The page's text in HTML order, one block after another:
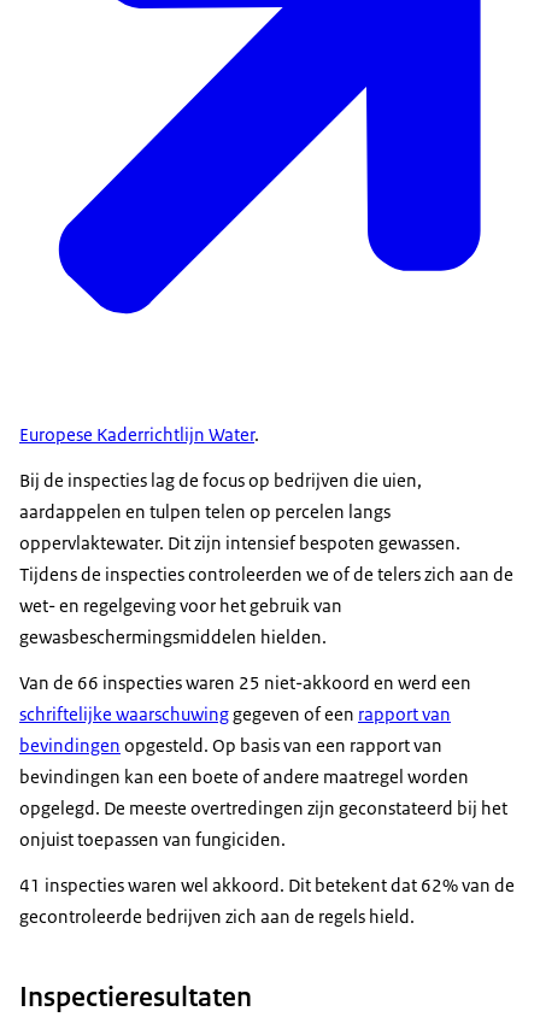
Europese Kaderrichtlijn Water.
Bij de inspecties lag de focus op bedrijven die uien,
aardappelen en tulpen telen op percelen langs
oppervlaktewater. Dit zijn intensief bespoten gewassen.
Tijdens de inspecties controleerden we of de telers zich aan de
wet- en regelgeving voor het gebruik van
gewasbeschermingsmiddelen hielden.
Van de 66 inspecties waren 25 niet-akkoord en werd een
schriftelijke waarschuwinggegeven of een rapport van
bevindingen opgesteld. Op basis van een rapport van
bevindingen kan een boete of andere maatregel worden
opgelegd. De meeste overtredingen zijn geconstateerd bij het
onjuist toepassen van fungiciden.
41 inspecties waren wel akkoord. Dit betekent dat 62% van de
gecontroleerde bedrijven zich aan de regels hield.
Inspectieresultaten